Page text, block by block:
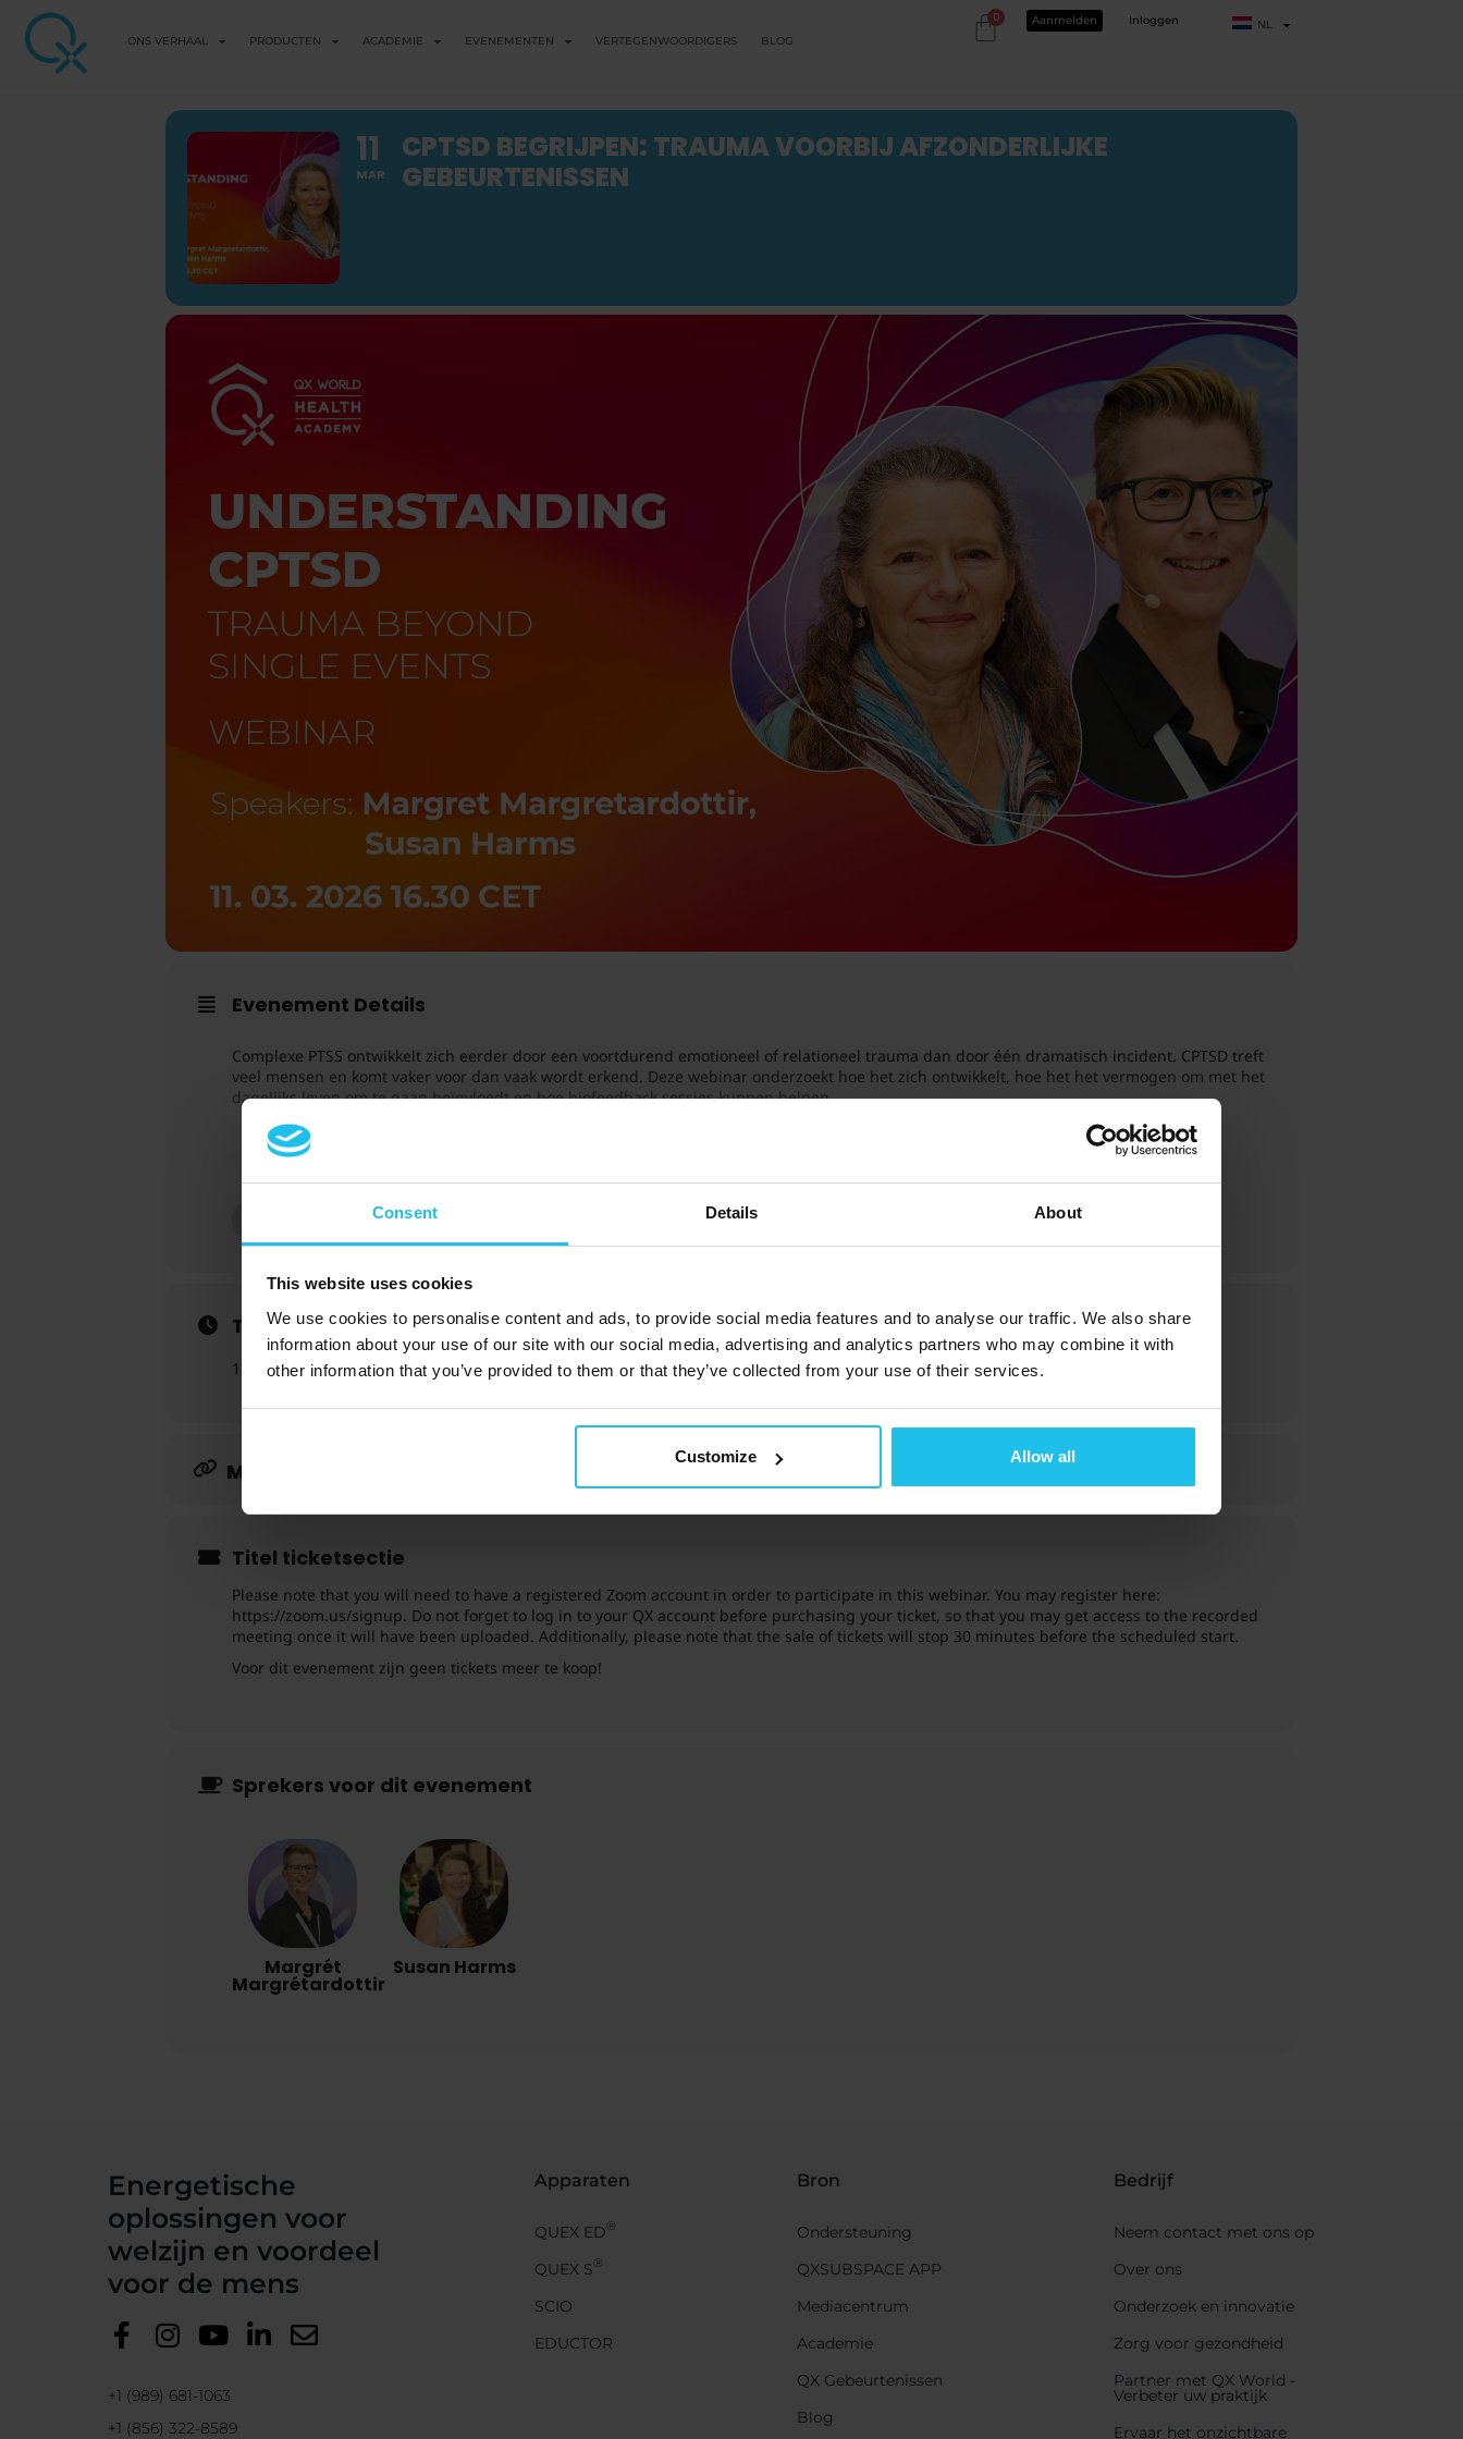
Consent Details About
This website uses cookies
We use cookies to personalise content and ads, to provide social media features and to analyse our traffic. We also share
information about your use of our site with our social media, advertising and analytics partners who may combine it with
other information that you’ve provided to them or that they’ve collected from your use of their services.
Customize Allow all
ONS VERHAAL PRODUCTEN ACADEMIE EVENEMENTEN VERTEGENWOORDIGERS BLOG
0 Aanmelden Inloggen NL
11
MAR
CPTSD BEGRIJPEN: TRAUMA VOORBIJ AFZONDERLIJKE
GEBEURTENISSEN
Evenement Details
Complexe PTSS ontwikkelt zich eerder door een voortdurend emotioneel of relationeel trauma dan door één dramatisch incident. CPTSD treft
veel mensen en komt vaker voor dan vaak wordt erkend. Deze webinar onderzoekt hoe het zich ontwikkelt, hoe het het vermogen om met het
dagelijks leven om te gaan beïnvloedt en hoe biofeedback sessies kunnen helpen.
Houd er rekening mee dat je een geregistreerd Zoom account nodig hebt om deel te kunnen nemen aan dit webinar. Je kunt je registreren
here. Houd er bovendien rekening mee dat de webinarregistratie 30 minuten voor de geplande start stopt.
Tijd
11 maart 202616:30-6:00 pm
MEER LEREN
Titel ticketsectie
Please note that you will need to have a registered Zoom account in order to participate in this webinar. You may register here:
https://zoom.us/signup. Do not forget to log in to your QX account before purchasing your ticket, so that you may get access to the recorded
meeting once it will have been uploaded. Additionally, please note that the sale of tickets will stop 30 minutes before the scheduled start.
Voor dit evenement zijn geen tickets meer te koop!
Sprekers voor dit evenement
Margrét
Margrétardottir
Susan Harms
Energetische
oplossingen voor
welzijn en voordeel
voor de mens
+1 (989) 681-1063
+1 (856) 322-8589
Apparaten
QUEX ED®
QUEX S®
SCIO
EDUCTOR
Bron
Ondersteuning
QXSUBSPACE APP
Mediacentrum
Academie
QX Gebeurtenissen
Blog
Bedrijf
Neem contact met ons op
Over ons
Onderzoek en innovatie
Zorg voor gezondheid
Partner met QX World -
Verbeter uw praktijk
Ervaar het onzichtbare